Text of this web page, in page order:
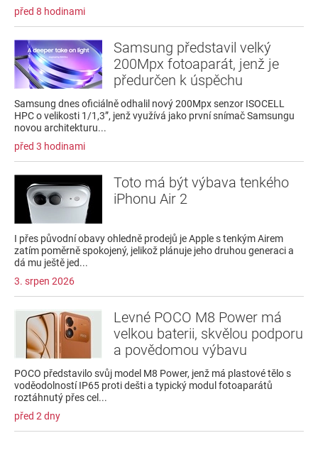
před 8 hodinami
Samsung představil velký
200Mpx fotoaparát, jenž je
předurčen k úspěchu
Samsung dnes oficiálně odhalil nový 200Mpx senzor ISOCELL
HPC o velikosti 1/1,3”, jenž využívá jako první snímač Samsungu
novou architekturu...
před 3 hodinami
Toto má být výbava tenkého
iPhonu Air 2
I přes původní obavy ohledně prodejů je Apple s tenkým Airem
zatím poměrně spokojený, jelikož plánuje jeho druhou generaci a
dá mu ještě jed...
3. srpen 2026
Levné POCO M8 Power má
velkou baterii, skvělou podporu
a povědomou výbavu
POCO představilo svůj model M8 Power, jenž má plastové tělo s
voděodolností IP65 proti dešti a typický modul fotoaparátů
roztáhnutý přes cel...
před 2 dny